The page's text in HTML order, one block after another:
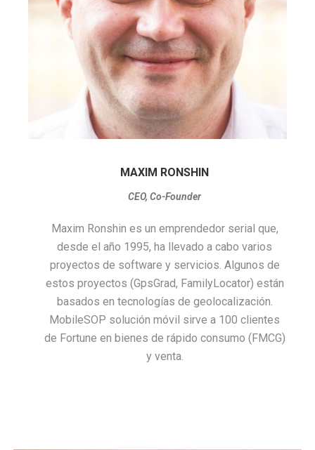
MAXIM RONSHIN
CEO, Co-Founder
Maxim Ronshin es un emprendedor serial que,
desde el año 1995, ha llevado a cabo varios
proyectos de software y servicios. Algunos de
estos proyectos (GpsGrad, FamilyLocator) están
basados en tecnologías de geolocalización.
MobileSOP solución móvil sirve a 100 clientes
de Fortune en bienes de rápido consumo (FMCG)
y venta.